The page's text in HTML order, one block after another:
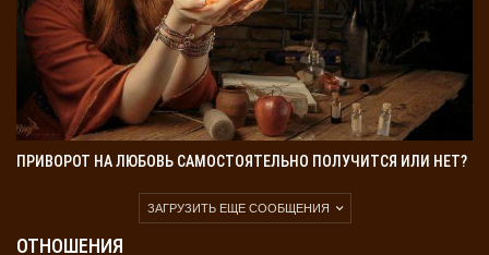
ПРИВОРОТ НА ЛЮБОВЬ САМОСТОЯТЕЛЬНО ПОЛУЧИТСЯ ИЛИ НЕТ?
ЗАГРУЗИТЬ ЕЩЕ СООБЩЕНИЯ
ОТНОШЕНИЯ